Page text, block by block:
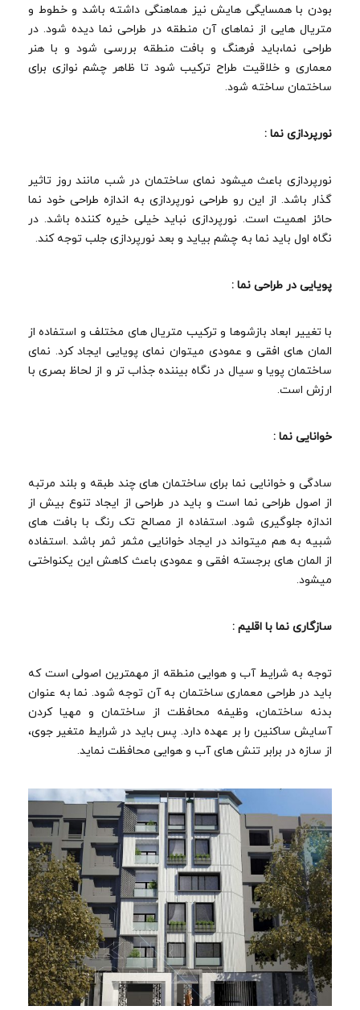
بودن با همسایگی هایش نیز هماهنگی داشته باشد و خطوط و
متریال هایی از نماهای آن منطقه در طراحی نما دیده شود. در
طراحی نما،باید فرهنگ و بافت منطقه بررسی شود و با هنر
معماری و خلاقیت طراح ترکیب شود تا ظاهر چشم نوازی برای
ساختمان ساخته شود.
نورپردازی نما :
نورپردازی باعث میشود نمای ساختمان در شب مانند روز تاثیر
گذار باشد. از این رو طراحی نورپردازی به اندازه طراحی خود نما
حائز اهمیت است. نورپردازی نباید خیلی خیره کننده باشد. در
نگاه اول باید نما به چشم بیاید و بعد نورپردازی جلب توجه کند.
پویایی در طراحی نما :
با تغییر ابعاد بازشوها و ترکیب متریال های مختلف و استفاده از
المان های افقی و عمودی میتوان نمای پویایی ایجاد کرد. نمای
ساختمان پویا و سیال در نگاه بیننده جذاب تر و از لحاظ بصری با
ارزش است.
خوانایی نما :
سادگی و خوانایی نما برای ساختمان های چند طبقه و بلند مرتبه
از اصول طراحی نما است و باید در طراحی از ایجاد تنوع بیش از
اندازه جلوگیری شود. استفاده از مصالح تک رنگ با بافت های
شبیه به هم میتواند در ایجاد خوانایی مثمر ثمر باشد .استفاده
از المان های برجسته افقی و عمودی باعث کاهش این یکنواختی
میشود.
سازگاری نما با اقلیم :
توجه به شرایط آب و هوایی منطقه از مهمترین اصولی است که
باید در طراحی معماری ساختمان به آن توجه شود. نما به عنوان
بدنه ساختمان، وظیفه محافظت از ساختمان و مهیا کردن
آسایش ساکنین را بر عهده دارد. پس باید در شرایط متغیر جوی،
از سازه در برابر تنش های آب و هوایی محافظت نماید.